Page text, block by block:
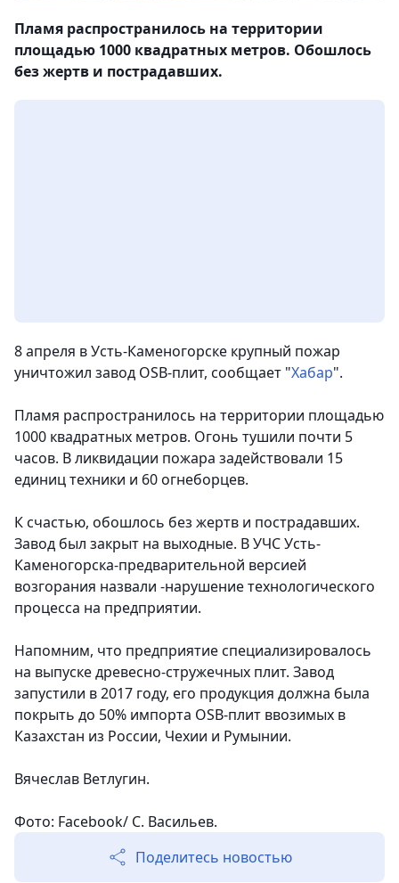
Пламя распространилось на территории
площадью 1000 квадратных метров. Обошлось
без жертв и пострадавших.
8 апреля в Усть-Каменогорске крупный пожар
уничтожил завод OSB-плит, сообщает "Хабар".
Пламя распространилось на территории площадью
1000 квадратных метров. Огонь тушили почти 5
часов. В ликвидации пожара задействовали 15
единиц техники и 60 огнеборцев.
К счастью, обошлось без жертв и пострадавших.
Завод был закрыт на выходные. В УЧС Усть-
Каменогорска-предварительной версией
возгорания назвали -нарушение технологического
процесса на предприятии.
Напомним, что предприятие специализировалось
на выпуске древесно-стружечных плит. Завод
запустили в 2017 году, его продукция должна была
покрыть до 50% импорта ОSB-плит ввозимых в
Казахстан из России, Чехии и Румынии.
Вячеслав Ветлугин.
Фото: Facebook/ С. Васильев.
Поделитесь новостью